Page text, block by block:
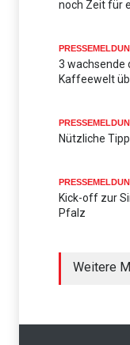
noch Zeit für
3 wachsende
Kaffeewelt
Nützliche
Kick-off zur
Pfalz
Weitere